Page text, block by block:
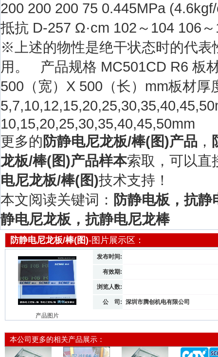
200 200 200 75 0.445MPa
抵抗 D-257 Ω·cm 102～104 106
※上述的物性是绝干状态时的代表
用。 产品规格 MC501CD R6 板
500（宽）X 500（长）mm板材厚
10,15,20,25,30,35,40,45,50mm
更多的 防静电尼龙板/棒(图)产品 ，
龙板/棒(图)产品样本索取，可以直
电尼龙板/棒(图)技术支持！
本文阅读关键词： 防静电板，抗
静电尼龙板，抗静电尼龙棒
防静电尼龙板/棒(图)-图片展示区：
产品图片
发布时间:
有效期:
浏览人数:
公 司: 深圳市腾创机电有限公司
本公司更多的相关产品展示：